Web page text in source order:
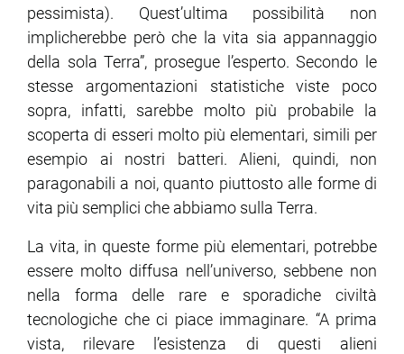
pessimista). Quest’ultima possibilità non
implicherebbe però che la vita sia appannaggio
della sola Terra”, prosegue l’esperto. Secondo le
stesse argomentazioni statistiche viste poco
sopra, infatti, sarebbe molto più probabile la
scoperta di esseri molto più elementari, simili per
esempio ai nostri batteri. Alieni, quindi, non
paragonabili a noi, quanto piuttosto alle forme di
vita più semplici che abbiamo sulla Terra.
La vita, in queste forme più elementari, potrebbe
essere molto diffusa nell’universo, sebbene non
nella forma delle rare e sporadiche civiltà
tecnologiche che ci piace immaginare. “A prima
vista, rilevare l’esistenza di questi alieni